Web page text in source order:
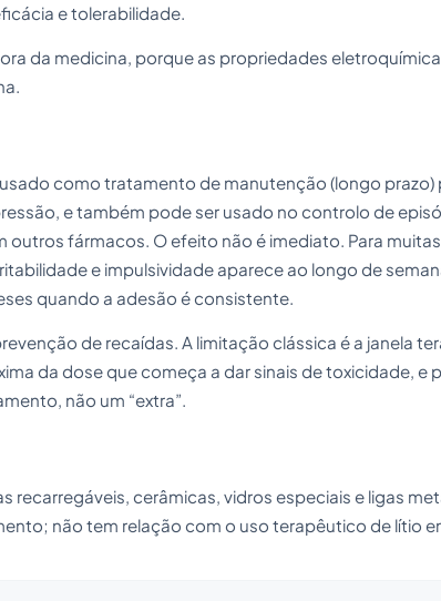
e tolerabilidade.
da medicina, porque as propriedades
como tratamento de manutenção (longo prazo)
e também pode ser usado no controlo de
outros fármacos. O efeito não é imediato. Para
e impulsividade aparece ao longo de
quando a adesão é consistente.
de recaídas. A limitação clássica é a janela
da dose que começa a dar sinais de toxicidade, e
não um “extra”.
recarregáveis, cerâmicas, vidros especiais e ligas
não tem relação com o uso terapêutico de lítio